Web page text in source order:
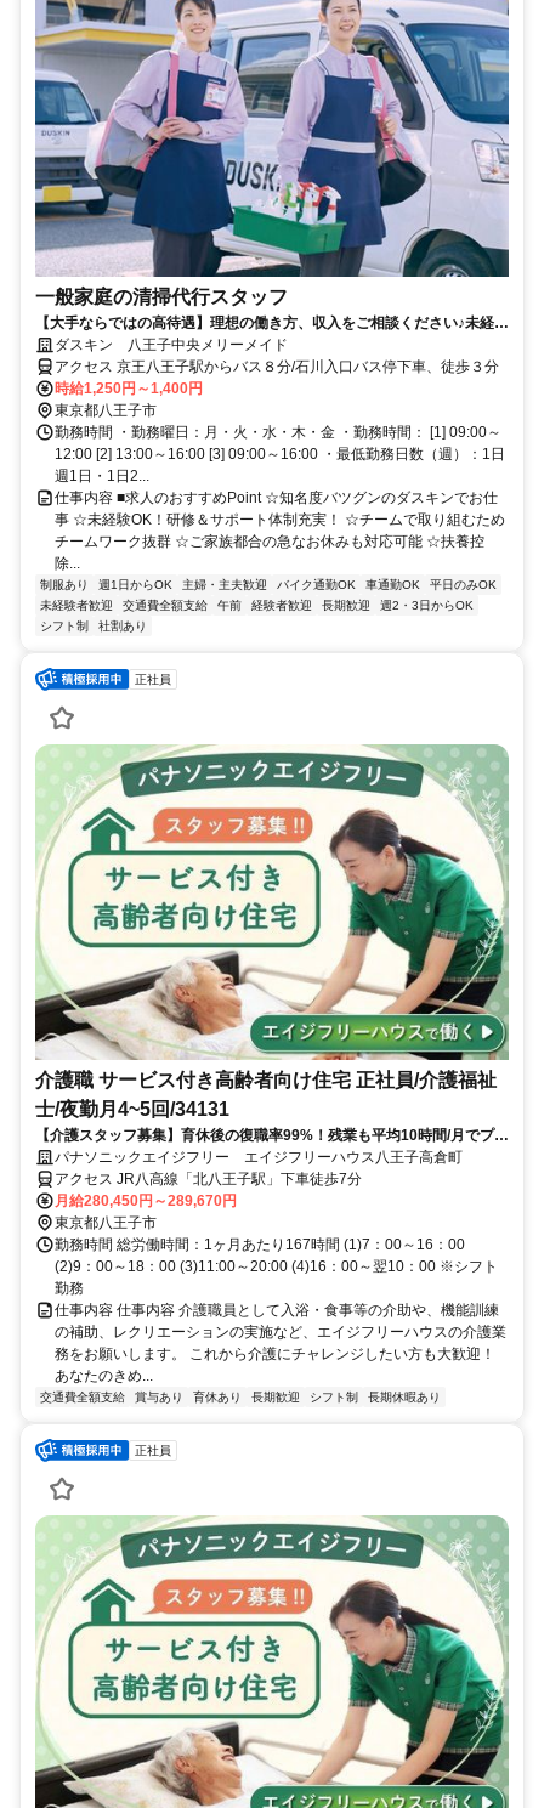
一般家庭の清掃代行スタッフ
【大手ならではの高待遇】理想の働き方、収入をご相談ください♪未経験
歓迎！ダスキン 八王子中央メリーメイド
アクセス 京王八王子駅からバス８分/石川入口バス停下車、徒歩３分
時給1,250円～1,400円
東京都八王子市
勤務時間 ・勤務曜日：月・火・水・木・金 ・勤務時間： [1] 09:00～
12:00 [2] 13:00～16:00 [3] 09:00～16:00 ・最低勤務日数（週）：1日
週1日・1日2...
仕事内容 ■求人のおすすめPoint ☆知名度バツグンのダスキンでお仕
事 ☆未経験OK！研修＆サポート体制充実！ ☆チームで取り組むため
チームワーク抜群 ☆ご家族都合の急なお休みも対応可能 ☆扶養控
除...
制服あり 週1日からOK 主婦・主夫歓迎 バイク通勤OK 車通勤OK
平日のみOK
未経験者歓迎
交通費全額支給 午前 経験者歓迎 長期歓迎
週2・3日からOK
シフト制
社割あり
正社員
介護職 サービス付き高齢者向け住宅 正社員/介護福祉
士/夜勤月4~5回/34131
【介護スタッフ募集】育休後の復職率99%！残業も平均10時間/月でプラ
イベートとの両立も可能です入社時や階級別の研修あり◎スキルや役割
に応じたグレード設定で、あなたのキャリアアップを応援します！
パナソニックエイジフリー エイジフリーハウス八王子高倉町
アクセス JR八高線「北八王子駅」下車徒歩7分
月給280,450円～289,670円
東京都八王子市
勤務時間 総労働時間：1ヶ月あたり167時間 (1)7：00～16：00
(2)9：00～18：00 (3)11:00～20:00 (4)16：00～翌10：00 ※シフト
勤務
仕事内容 仕事内容 介護職員として入浴・食事等の介助や、機能訓練
の補助、レクリエーションの実施など、エイジフリーハウスの介護業
務をお願いします。 これから介護にチャレンジしたい方も大歓迎！
あなたのきめ...
交通費全額支給 賞与あり 育休あり 長期歓迎 シフト制 長期休暇あり
正社員